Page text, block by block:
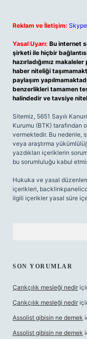
Reklam ve İletişim:
Yasal Uyarı: Bu internet
şirketi ile hiçbir
hazırladığımız
haber niteliği
paylaşım
benzerlikleri tamamen
halindedir ve tavsiye
Sitemiz, 5651 Sayılı
Kurumu (BTK) tarafından
vermektedir. Bu nedenle,
veya araştırma
yazdıkları içeriklerin
bu sorumluluğu kabul
Hukuka ve yasal
içerikleri,
ilgili içerikler yasal süre
SON YORUMLAR
Çarıkçılık mesleği nedir
Çarıkçılık mesleği nedir
Assolist gibisin ne demek
Assolist gibisin ne demek